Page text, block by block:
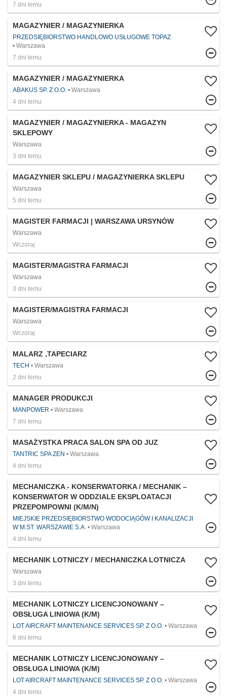
7 dni temu
MAGAZYNIER / MAGAZYNIERKA
PRZEDSIĘBIORSTWO HANDLOWO USŁUGOWE TOPAZ
Warszawa
7 dni temu
MAGAZYNIER / MAGAZYNIERKA
ABAKUS SP. Z O.O.
Warszawa
4 dni temu
MAGAZYNIER / MAGAZYNIERKA - MAGAZYN
SKLEPOWY
Warszawa
3 dni temu
MAGAZYNIER SKLEPU / MAGAZYNIERKA SKLEPU
Warszawa
5 dni temu
MAGISTER FARMACJI | WARSZAWA URSYNÓW
Warszawa
Wczoraj
MAGISTER/MAGISTRA FARMACJI
Warszawa
3 dni temu
MAGISTER/MAGISTRA FARMACJI
Warszawa
Wczoraj
MALARZ ,TAPECIARZ
TECH
Warszawa
2 dni temu
MANAGER PRODUKCJI
MANPOWER
Warszawa
7 dni temu
MASAŻYSTKA PRACA SALON SPA OD JUZ
TANTRIC SPA ZEN
Warszawa
4 dni temu
MECHANICZKA - KONSERWATORKA / MECHANIK –
KONSERWATOR W ODDZIALE EKSPLOATACJI
PRZEPOMPOWNI (K/M/N)
MIEJSKIE PRZEDSIĘBIORSTWO WODOCIĄGÓW I KANALIZACJI
W M.ST. WARSZAWIE S.A.
Warszawa
4 dni temu
MECHANIK LOTNICZY / MECHANICZKA LOTNICZA
Warszawa
3 dni temu
MECHANIK LOTNICZY LICENCJONOWANY –
OBSŁUGA LINIOWA (K/M)
LOT AIRCRAFT MAINTENANCE SERVICES SP. Z O.O.
Warszawa
6 dni temu
MECHANIK LOTNICZY LICENCJONOWANY –
OBSŁUGA LINIOWA (K/M)
LOT AIRCRAFT MAINTENANCE SERVICES SP. Z O.O.
Warszawa
4 dni temu